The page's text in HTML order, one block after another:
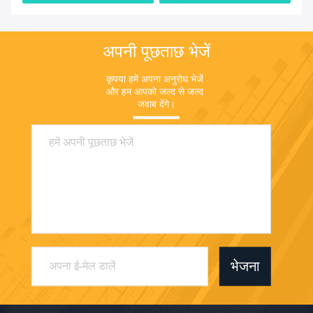
अपनी पूछताछ भेजें
कृपया हमें अपना अनुरोध भेजें
और हम आपको जल्द से जल्द
जवाब देंगे।
भेजना